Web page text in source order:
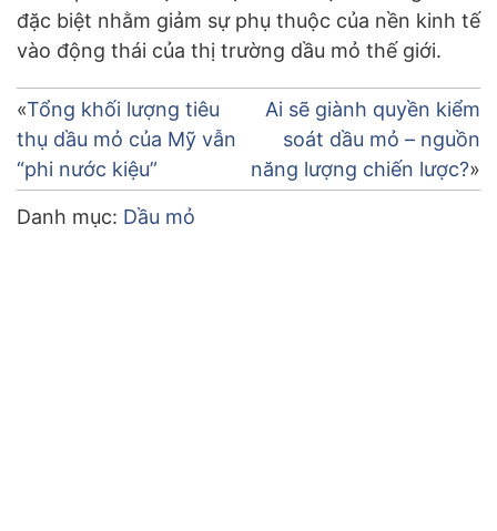
đặc biệt nhằm giảm sự phụ thuộc của nền kinh tế
vào động thái của thị trường dầu mỏ thế giới.
Điều
hướng
bài
Tổng khối lượng tiêu
thụ dầu mỏ của Mỹ vẫn
“phi nước kiệu”
Ai sẽ giành quyền kiểm
soát dầu mỏ – nguồn
năng lượng chiến lược?
Danh mục: Dầu mỏ